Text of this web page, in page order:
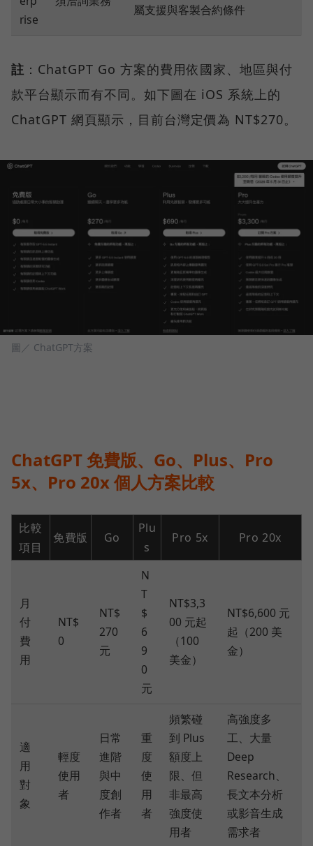
rise
屬支援與客製合約條件
註 ：ChatGPT Go 方案的費用依國家、地區與付
款平台顯示而有不同。如下圖在 iOS 系統上的
ChatGPT 網頁顯示，目前台灣定價為 NT$270。
圖／ ChatGPT方案
ChatGPT 免費版、Go、Plus、Pro
5x、Pro 20x 個人方案比較
比較
項目
免費版 Go
Plu
s
Pro 5x Pro 20x
月
付
費
用
NT$
0
NT$
270
元
N
T
$
6
9
0
元
NT$3,3
00 元起
（100
美金）
NT$6,600 元
起（200 美
金）
適
用
對
象
輕度
使用
者
日常
進階
與中
度創
作者
重
度
使
用
者
頻繁碰
到 Plus
額度上
限、但
非最高
強度使
用者
高強度多
工、大量
Deep
Research、
長文本分析
或影音生成
需求者